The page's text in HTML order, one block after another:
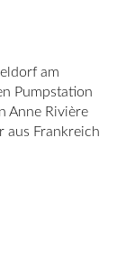
am
Pumpstation
Anne Rivière
aus Frankreich